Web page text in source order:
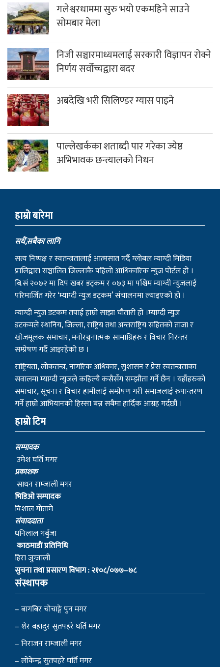
गलेश्वरधाममा सुरु भयो एकमहिने साउने
सोमबार मेला
निजी सञ्चारमाध्यमलाई सरकारी विज्ञापन रोक्ने
निर्णय सर्वोच्चद्वारा बदर
अबदेखि भरी सिलिण्डर ग्यास पाइने
पाल्लेखर्कका शताब्दी पार गरेका ज्येष्ठ
अभिभावक छन्त्यालको निधन
हाम्राे बारेमा
सधैं,सबैका लागि
सत्य निष्पक्ष र स्वतन्त्रतालाई आत्मसात गर्दै ग्लोबल म्याग्दी मिडिया
प्रालिद्वारा सञ्चालित जिल्लाकै पहिलो आधिकारिक न्युज पोर्टल हो ।
बि.सं २०७२ मा दिप खबर डट्कम र ०७३ मा पश्चिम म्याग्दी न्युजलाई
परिमार्जित गरेर ‘म्याग्दी न्युज डट्कम’ संचालनमा ल्याइएको हो ।
म्याग्दी न्युज डटकम तपाई हाम्रो साझा चौतारी हो ।म्याग्दी न्युज
डटकमले स्थानिय, जिल्ला, राष्ट्रिय तथा अन्तराष्ट्रिय सहितको ताजा र
खोजमूलक समाचार, मनोरञ्जनात्मक सामाग्रिहरु र विचार निरन्तर
सम्प्रेषण गर्दै आइरहेको छ ।
राष्ट्रियता, लोकतन्त्र, नागरिक अधिकार, सुशासन र प्रेस स्वतन्त्रताका
सवालमा म्याग्दी न्युजले कहिल्यै कसैसँग सम्झौता गर्ने छैन । यहाँहरुको
समाचार, सूचना र विचार हामीलाई सम्प्रेषण गरी समाजलाई रुपान्तरण
गर्ने हाम्रो आभियानको हिस्सा बन्न सबैमा हार्दिक आग्रह गर्दछौं ।
हाम्रो टिम
सम्पादक
उमेश घर्ति मगर
प्रकाशक
साधन राम्जाली मगर
भिडिओ सम्पादक
विशाल गोतामे
स‌ंवाददाता
धनिलाल गर्बुजा
काठमाडाैं प्रतिनिधि
हिरा जुग्जाली
सुचना तथा प्रसारण विभाग : २१०८/०७७–७८
संस्थापक
– बागबिर चोचाङ्गे पुन मगर
– शेर बहादुर सुतपहरे घर्ति मगर
– निराजन राम्जाली मगर
– लोकेन्द्र सुतपहरे घर्ति मगर